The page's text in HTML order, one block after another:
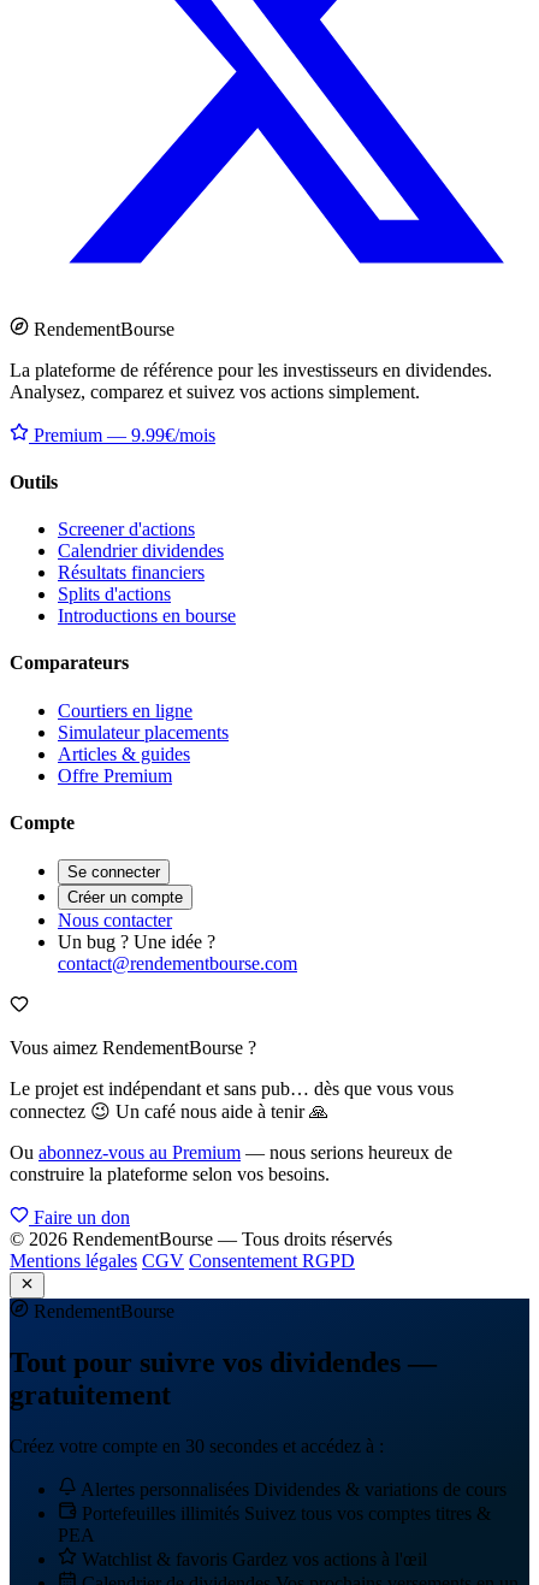
RendementBourse
La plateforme de référence pour les investisseurs en dividendes.
Analysez, comparez et suivez vos actions simplement.
Premium — 9.99€/mois
Outils
Screener d'actions
Calendrier dividendes
Résultats financiers
Splits d'actions
Introductions en bourse
Comparateurs
Courtiers en ligne
Simulateur placements
Articles & guides
Offre Premium
Compte
Se connecter
Créer un compte
Nous contacter
Un bug ? Une idée ?
contact@rendementbourse.com
Vous aimez RendementBourse ?
Le projet est indépendant et sans pub… dès que vous vous
connectez 😉 Un café nous aide à tenir 🙏
Ou abonnez-vous au Premium — nous serions heureux de
construire la plateforme selon vos besoins.
Faire un don
© 2026 RendementBourse — Tous droits réservés
Mentions légales CGV Consentement RGPD
RendementBourse
Tout pour suivre vos dividendes —
gratuitement
Créez votre compte en 30 secondes et accédez à :
Alertes personnalisées Dividendes & variations de cours
Portefeuilles illimités Suivez tous vos comptes titres &
PEA
Watchlist & favoris Gardez vos actions à l'œil